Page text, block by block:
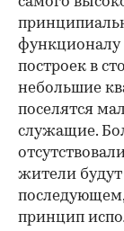
построек в
небольшие
поселятся
служащие.
жители будут
принцип